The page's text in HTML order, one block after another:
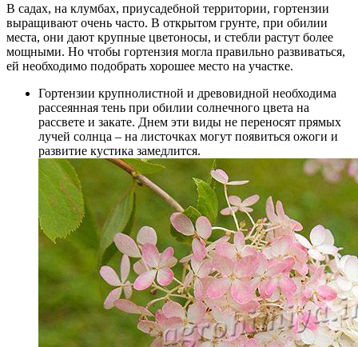
В садах, на клумбах, приусадебной территории, гортензии
выращивают очень часто. В открытом грунте, при обилии
места, они дают крупные цветоносы, и стебли растут более
мощными. Но чтобы гортензия могла правильно развиваться,
ей необходимо подобрать хорошее место на участке.
Гортензии крупнолистной и древовидной необходима
рассеянная тень при обилии солнечного цвета на
рассвете и закате. Днем эти виды не переносят прямых
лучей солнца – на листочках могут появиться ожоги и
развитие кустика замедлится.